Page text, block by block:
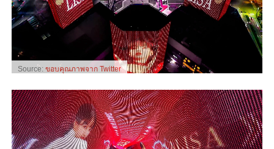
Source: ขอบคุณภาพจาก Twitter